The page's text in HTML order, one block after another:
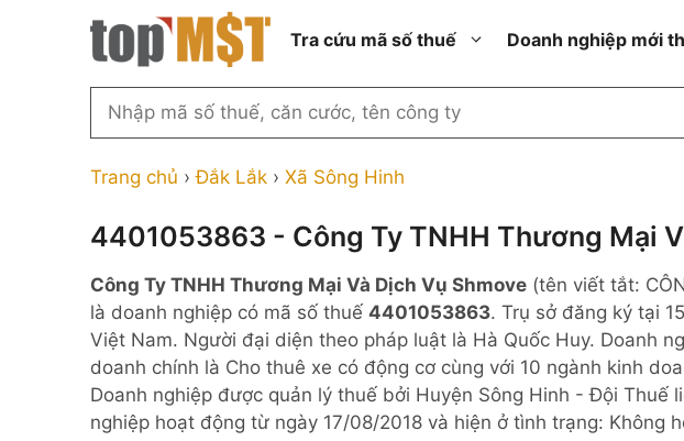
Tra cứu mã số thuế
Thành phố Hồ Chí Minh
Thành phố Hà Nội
Thành phố Đà Nẵng
Thành phố Hải Phòng
Thanh Hóa
Bắc Ninh
Nghệ An
Công ty cổ phần ngoài NN
Công ty hợp doanh
thành viên ngoài NN
thành viên trở lên ngoài NN
Công ty trách nhiệm hữu hạn
ngoài NN
Doanh nghiệp 100% vốn đầu tư
nước ngoài
Ngừng
hoàn
Không
đăng ký
Doanh nghiệp mới
Tìm
theo
công
người
đại
diện
hoặc
mã
số
Trang chủ ›Đắk Lắk › Xã Sông Hinh
4401053863 - Công Ty TNHH Thương Mại
Công Ty TNHH Thương Mại Và Dịch Vụ Shmove (tên viết tắt:
là doanh nghiệp có mã số thuế 4401053863. Trụ sở đăng ký tại
Việt Nam. Người đại diện theo pháp luật là Hà Quốc Huy. Doanh
doanh chính là Cho thuê xe có động cơ cùng với 10 ngành kinh
Doanh nghiệp được quản lý thuế bởi Huyện Sông Hinh - Đội Thuế
nghiệp hoạt động từ ngày 17/08/2018 và hiện ở tình trạng: Không